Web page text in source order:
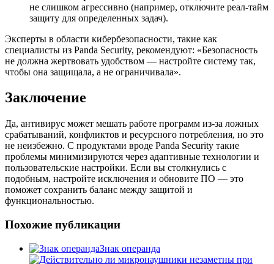
не слишком агрессивно (например, отключите реал-тайм
защиту для определенных задач).
Эксперты в области кибербезопасности, такие как
специалисты из Panda Security, рекомендуют: «Безопасность
не должна жертвовать удобством — настройте систему так,
чтобы она защищала, а не ограничивала».
Заключение
Да, антивирус может мешать работе программ из-за ложных
срабатываний, конфликтов и ресурсного потребления, но это
не неизбежно. С продуктами вроде Panda Security такие
проблемы минимизируются через адаптивные технологии и
пользовательские настройки. Если вы столкнулись с
подобным, настройте исключения и обновите ПО — это
поможет сохранить баланс между защитой и
функциональностью.
Похожие публикации
Знак операнда